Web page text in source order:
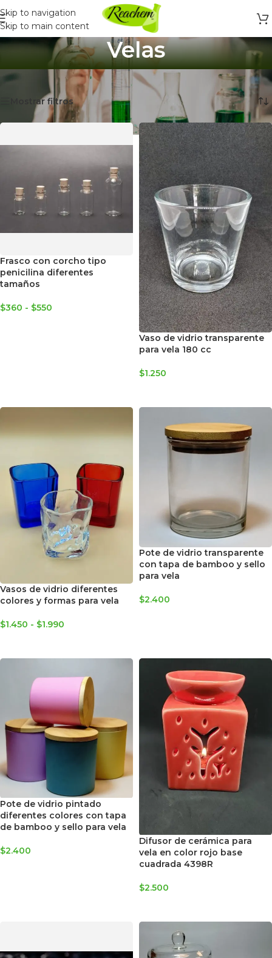
Skip to navigation
Skip to main content
Velas
Inicio Para Artesanía/Velas Mostrando 1–12 de 13 resultados
Mostrar filtros
Frasco con corcho tipo
penicilina diferentes
tamaños
$360 - $550
Vaso de vidrio transparente
para vela 180 cc
$1.250
Vasos de vidrio diferentes
colores y formas para vela
$1.450 - $1.990
Pote de vidrio transparente
con tapa de bamboo y sello
para vela
$2.400
Pote de vidrio pintado
diferentes colores con tapa
de bamboo y sello para vela
$2.400
Difusor de cerámica para
vela en color rojo base
cuadrada 4398R
$2.500